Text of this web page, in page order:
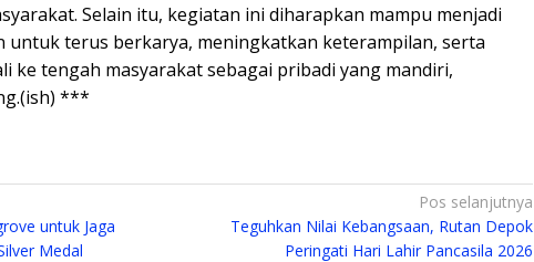
Selain itu, kegiatan ini diharapkan mampu menjadi
untuk terus berkarya, meningkatkan keterampilan, serta
ke tengah masyarakat sebagai pribadi yang mandiri,
***
untuk Jaga
Medal
Pos selanjutnya
Teguhkan Nilai Kebangsaan, Rutan Depok
Peringati Hari Lahir Pancasila 2026